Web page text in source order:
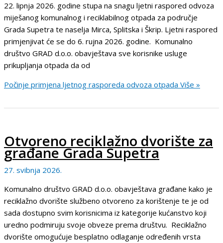
22. lipnja 2026. godine stupa na snagu ljetni raspored odvoza
miješanog komunalnog i reciklabilnog otpada za područje
Grada Supetra te naselja Mirca, Splitska i Škrip. Ljetni raspored
primjenjivat će se do 6. rujna 2026. godine. Komunalno
društvo GRAD d.o.o. obavještava sve korisnike usluge
prikupljanja otpada da od
Počinje primjena ljetnog rasporeda odvoza otpada Više »
Otvoreno reciklažno dvorište za
građane Grada Supetra
27. svibnja 2026.
Komunalno društvo GRAD d.o.o. obavještava građane kako je
reciklažno dvorište službeno otvoreno za korištenje te je od
sada dostupno svim korisnicima iz kategorije kućanstvo koji
uredno podmiruju svoje obveze prema društvu. Reciklažno
dvorište omogućuje besplatno odlaganje određenih vrsta